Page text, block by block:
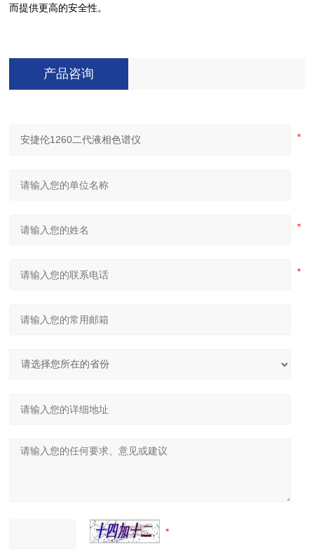
而提供更高的安全性。
产品咨询